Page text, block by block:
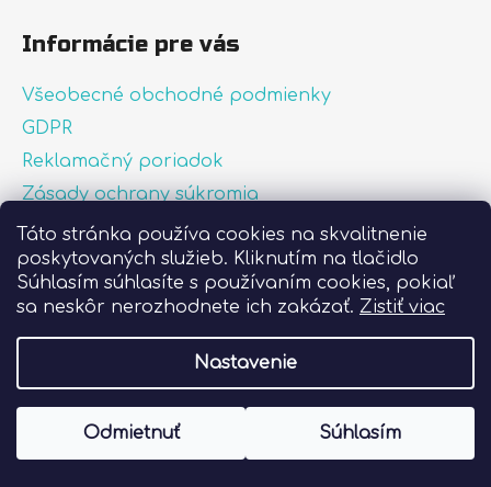
Táto stránka používa cookies na skvalitnenie
poskytovaných služieb. Kliknutím na tlačidlo
Súhlasím súhlasíte s používaním cookies, pokiaľ
sa neskôr nerozhodnete ich zakázať. Zistiť viac
Nastavenie
Odmietnuť Súhlasím
Informácie pre vás
Všeobecné obchodné podmienky
GDPR
Reklamačný poriadok
Zásady ochrany súkromia
Zásady používania súborov cookies
O nás
FAQ
Vytvoril Shoptet
Copyright 2026
. Všetky práva
vyhradené.Upraviť nastavenie cookies